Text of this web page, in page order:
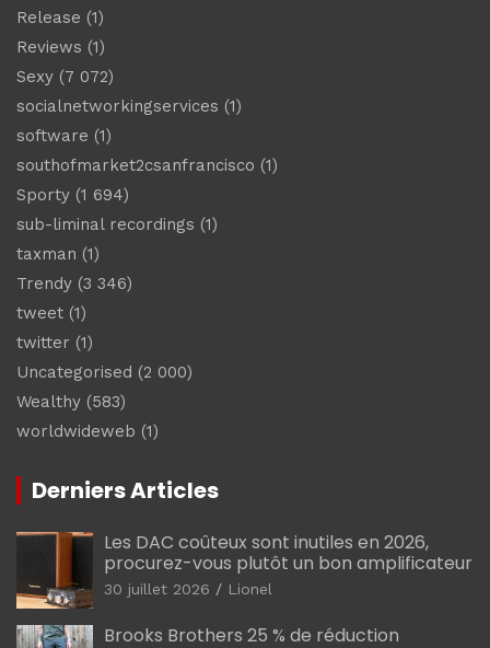
Release (1)
Reviews (1)
Sexy (7 072)
socialnetworkingservices (1)
software (1)
southofmarket2csanfrancisco (1)
Sporty (1 694)
sub-liminal recordings (1)
taxman (1)
Trendy (3 346)
tweet (1)
twitter (1)
Uncategorised (2 000)
Wealthy (583)
worldwideweb (1)
Derniers Articles
Les DAC coûteux sont inutiles en 2026,
procurez-vous plutôt un bon amplificateur
30 juillet 2026 Lionel
Brooks Brothers 25 % de réduction